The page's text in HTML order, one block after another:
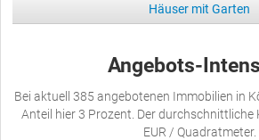
Häuser mit Garten
Angebots-
Bei aktuell 385 angebotenen Immobilien in
Anteil hier 3 Prozent. Der durchschnittliche
EUR / Quadratmeter.